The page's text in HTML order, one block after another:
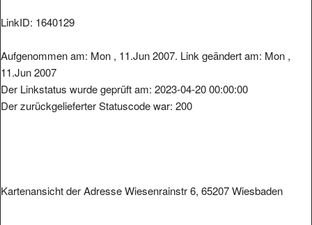
LinkID: 1640129
Aufgenommen am: Mon , 11.Jun 2007. Link geändert am: Mon ,
11.Jun 2007
Der Linkstatus wurde geprüft am: 2023-04-20 00:00:00
Der zurückgelieferter Statuscode war: 200
Kartenansicht der Adresse Wiesenrainstr 6, 65207 Wiesbaden